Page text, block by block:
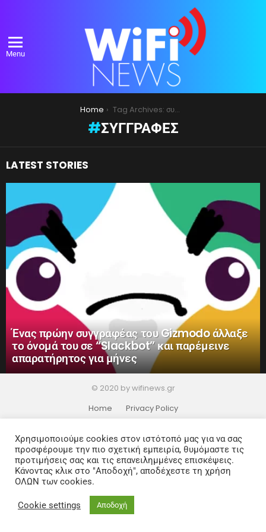
Menu
Home Tag Archives: συγγραφές
ΣΥΓΓΡΑΦΈΣ
LATEST STORIES
Ένας πρώην συγγραφέας του Gizmodo άλλαξε
το όνομά του σε “Slackbot” και παρέμεινε
απαρατήρητος για μήνες
© 2020 by wifinews.gr
Home
Privacy Policy
Χρησιμοποιούμε cookies στον ιστότοπό μας για να σας
προσφέρουμε την πιο σχετική εμπειρία, θυμόμαστε τις
προτιμήσεις σας και τις επανειλημμένες επισκέψεις.
Κάνοντας κλικ στο "Αποδοχή", αποδέχεστε τη χρήση
ΟΛΩΝ των cookies.
Cookie settings Αποδοχή